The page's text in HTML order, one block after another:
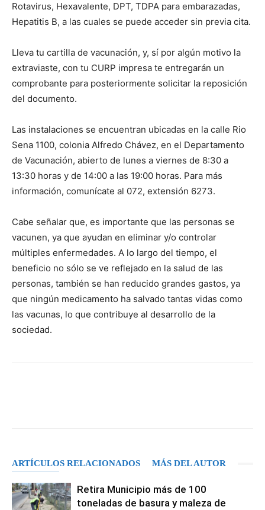
Rotavirus, Hexavalente, DPT, TDPA para embarazadas,
Hepatitis B, a las cuales se puede acceder sin previa cita.
Lleva tu cartilla de vacunación, y, sí por algún motivo la
extraviaste, con tu CURP impresa te entregarán un
comprobante para posteriormente solicitar la reposición
del documento.
Las instalaciones se encuentran ubicadas en la calle Rio
Sena 1100, colonia Alfredo Chávez, en el Departamento
de Vacunación, abierto de lunes a viernes de 8:30 a
13:30 horas y de 14:00 a las 19:00 horas. Para más
información, comunícate al 072, extensión 6273.
Cabe señalar que, es importante que las personas se
vacunen, ya que ayudan en eliminar y/o controlar
múltiples enfermedades. A lo largo del tiempo, el
beneficio no sólo se ve reflejado en la salud de las
personas, también se han reducido grandes gastos, ya
que ningún medicamento ha salvado tantas vidas como
las vacunas, lo que contribuye al desarrollo de la
sociedad.
ARTÍCULOS RELACIONADOS MÁS DEL AUTOR
Retira Municipio más de 100
toneladas de basura y maleza de